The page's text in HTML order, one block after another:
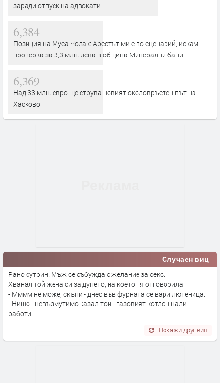
заради отпуск на адвокати
6,384
Позиция на Муса Чолак: Арестът ми е по сценарий, искам
проверка за 3,3 млн. лева в община Минерални бани
6,369
Над 33 млн. евро ще струва новият околовръстен път на
Хасково
Случаен виц
Рано сутрин. Мъж се събужда с желание за секс.
Хванал той жена си за дупето, на което тя отговорила:
- Мммм не може, скъпи - днес във фурната се вари лютеница.
- Нищо - невъзмутимо казал той - газовият котлон нали
работи.
Покажи друг виц